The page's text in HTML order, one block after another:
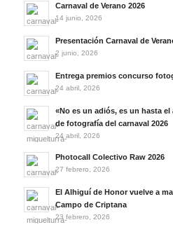
Carnaval de Verano 2026
14 junio, 2026
Presentación Carnaval de
2 junio, 2026
Entrega premios concurso
24 abril, 2026
«No es un adiós, es un hasta
de fotografía del carnaval 2026
24 abril, 2026
Photocall Colectivo Raw 2026
27 febrero, 2026
El Alhiguí de Honor vuelve a
Campo de Criptana
23 febrero, 2026